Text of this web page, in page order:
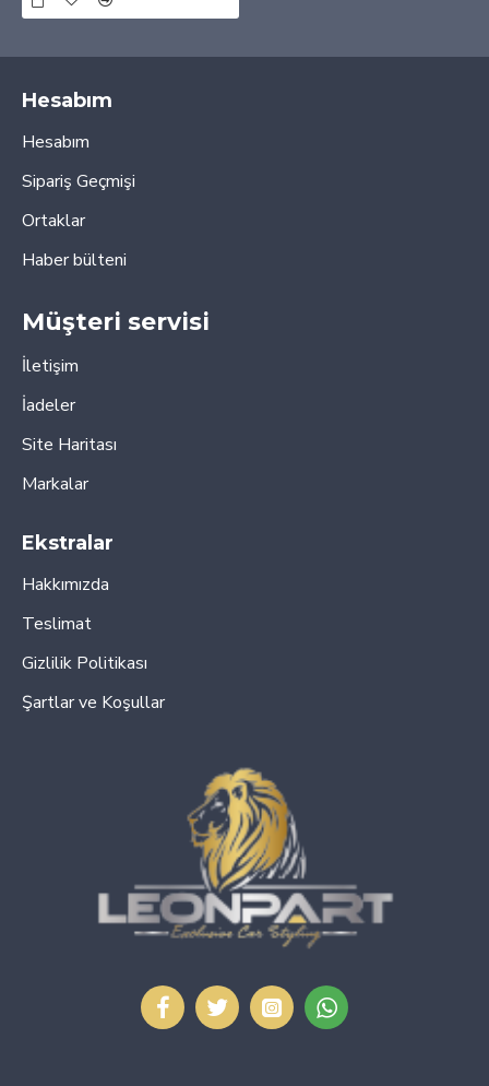
Hesabım
Hesabım
Sipariş Geçmişi
Ortaklar
Haber bülteni
Müşteri servisi
İletişim
İadeler
Site Haritası
Markalar
Ekstralar
Hakkımızda
Teslimat
Gizlilik Politikası
Şartlar ve Koşullar